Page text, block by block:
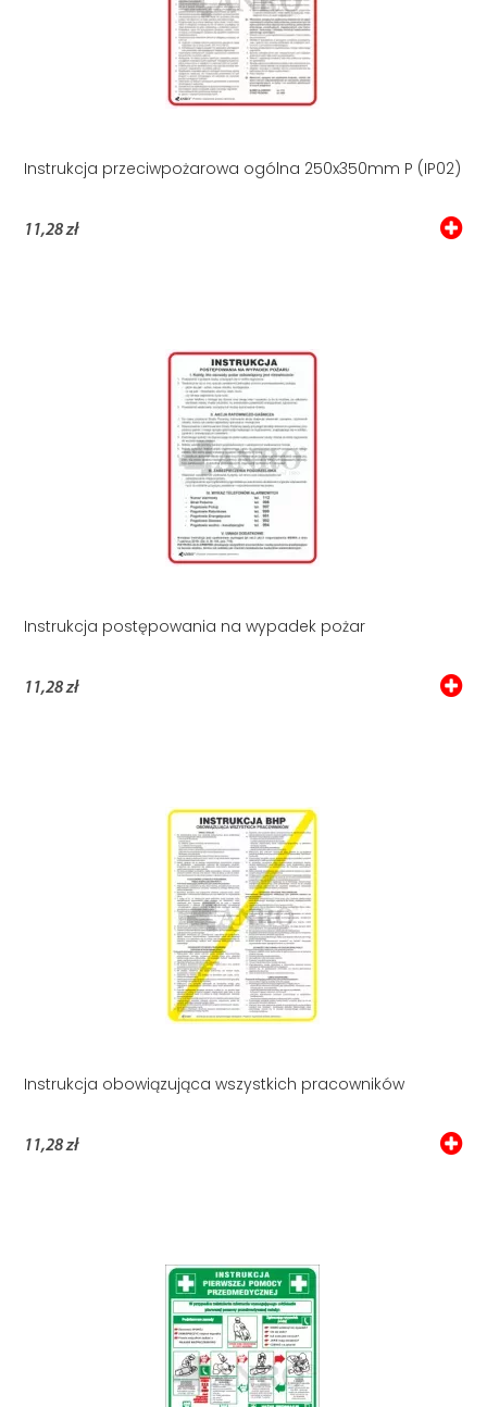
Instrukcja przeciwpożarowa ogólna 250x350mm P (IP02)
11,28 zł
Instrukcja postępowania na wypadek pożar
11,28 zł
Instrukcja obowiązująca wszystkich pracowników
11,28 zł